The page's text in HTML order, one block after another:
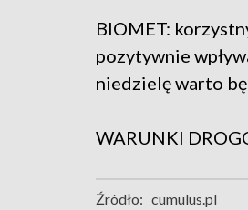
BIOMET:
pozytywnie
niedzielę warto
WARUNKI
Źródło: cumulus.pl